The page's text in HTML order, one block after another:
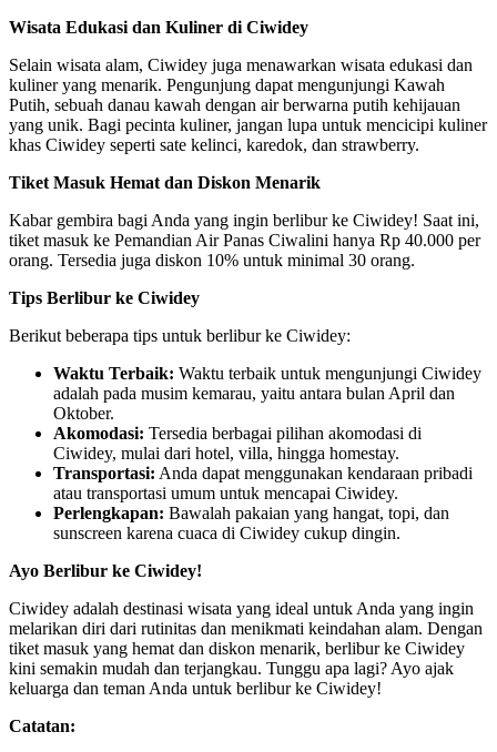
Wisata Edukasi dan Kuliner di Ciwidey
Selain wisata alam, Ciwidey juga menawarkan wisata edukasi dan
kuliner yang menarik. Pengunjung dapat mengunjungi Kawah
Putih, sebuah danau kawah dengan air berwarna putih kehijauan
yang unik. Bagi pecinta kuliner, jangan lupa untuk mencicipi kuliner
khas Ciwidey seperti sate kelinci, karedok, dan strawberry.
Tiket Masuk Hemat dan Diskon Menarik
Kabar gembira bagi Anda yang ingin berlibur ke Ciwidey! Saat ini,
tiket masuk ke Pemandian Air Panas Ciwalini hanya Rp 40.000 per
orang. Tersedia juga diskon 10% untuk minimal 30 orang.
Tips Berlibur ke Ciwidey
Berikut beberapa tips untuk berlibur ke Ciwidey:
Waktu Terbaik: Waktu terbaik untuk mengunjungi Ciwidey
adalah pada musim kemarau, yaitu antara bulan April dan
Oktober.
Akomodasi: Tersedia berbagai pilihan akomodasi di
Ciwidey, mulai dari hotel, villa, hingga homestay.
Transportasi: Anda dapat menggunakan kendaraan pribadi
atau transportasi umum untuk mencapai Ciwidey.
Perlengkapan: Bawalah pakaian yang hangat, topi, dan
sunscreen karena cuaca di Ciwidey cukup dingin.
Ayo Berlibur ke Ciwidey!
Ciwidey adalah destinasi wisata yang ideal untuk Anda yang ingin
melarikan diri dari rutinitas dan menikmati keindahan alam. Dengan
tiket masuk yang hemat dan diskon menarik, berlibur ke Ciwidey
kini semakin mudah dan terjangkau. Tunggu apa lagi? Ayo ajak
keluarga dan teman Anda untuk berlibur ke Ciwidey!
Catatan: